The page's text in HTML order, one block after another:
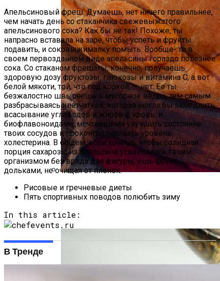
Наши Предки Считали Это Блюдо
Особенным И Готовили Его По Особым
Дорогих Гостей.
Апельсиновый фреш. Думаешь, нет ничего правильнее,
чем начать день со стаканчика свежевыжатого
апельсинового сока? Как бы не так! Похоже, ты
напрасно вставала на заре, чтобы успеть и фрукты
подавить, и соковыжималку помыть. Вообще- то в
своем первозданном виде апельсины гораздо полезнее
сока. Со стаканом фрешаты, конечно, получаешь
здоровую дозу фруктозы, глюкозы и витамина С, а вот
белой мякоти, той, что под коркой, — нет. Ее ты
безжалостно швыряешь в мусорное ведро, тем самым
разбрасываясь клетчаткой, которая могла бы замедлить
всасывание углеводов и жиров в кровь, и
биофлавоноидами, мечтавшими улучшить состояние
твоих сосудов и проконтролировать уровень
холестерина. В общем, если хочешь, чтобы солидная
порция сахарозы из апельсина усваивалась твоим
организмом без вреда для фигуры, ешь фрукт
дольками, не очищая от пленок.
Рисовые и гречневые диеты
Пять спортивных поводов полюбить зиму
In this article:
В Тренде